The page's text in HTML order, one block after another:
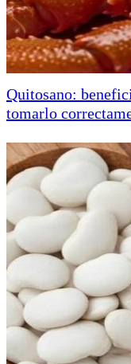
Quitosano:
tomarlo